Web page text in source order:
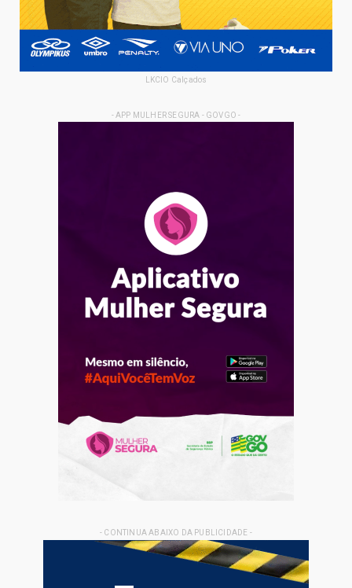
LKCIO Calçados
- APP MULHER SEGURA - GOVGO -
- CONTINUA ABAIXO DA PUBLICIDADE -